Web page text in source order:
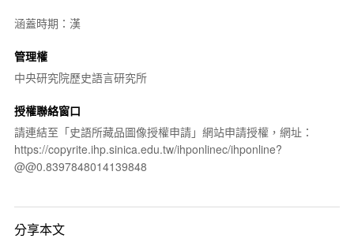
涵蓋時期：漢
管理權
中央研究院歷史語言研究所
授權聯絡窗口
請連結至「史語所藏品圖像授權申請」網站申請授權，網址：
https://copyrite.ihp.sinica.edu.tw/ihponlinec/ihponline?
@@0.8397848014139848
分享本文